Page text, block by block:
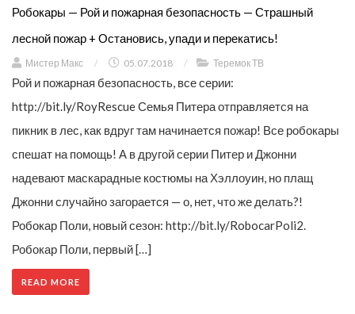
Робокары — Рой и пожарная безопасность — Страшный
лесной пожар + Остановись, упади и перекатись!
Мистер Макс / 05.07.2018 / Теремок ТВ
Рой и пожарная безопасность, все серии:
http://bit.ly/RoyRescue Семья Питера отправляется на
пикник в лес, как вдруг там начинается пожар! Все робокары
спешат на помощь! А в другой серии Питер и Джонни
надевают маскарадные костюмы на Хэллоуин, но плащ
Джонни случайно загорается — о, нет, что же делать?!
Робокар Поли, новый сезон: http://bit.ly/RobocarPoli2.
Робокар Поли, первый […]
READ MORE